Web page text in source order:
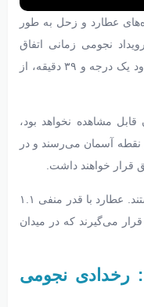
۸ اسفند ۱۴۰۳، سیاره‌های عطارد و زحل به طور
نجومی زمانی اتفاق
می‌افتد که عطارد به فاصله‌ای نزدیک، حدود یک درجه و ۳۹ دقیقه، از
مشاهده نخواهد بود،
نقطه آسمان می‌رسند و در
قرار خواهند داشت.
هر دو سیاره در صورت فلکی دلو واقع هستند. عطارد با قدر منفی ۱.۱
یکدیگر قرار می‌گیرند که در میدان
نجومی